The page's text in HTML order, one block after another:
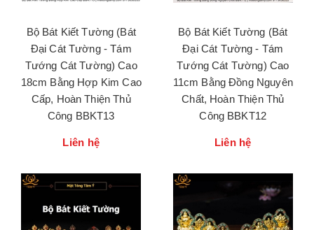
Bộ Bát Kiết Tường (Bát
Đại Cát Tường - Tám
Tướng Cát Tường) Cao
18cm Bằng Hợp Kim Cao
Cấp, Hoàn Thiện Thủ
Công BBKT13
Liên hệ
Bộ Bát Kiết Tường (Bát
Đại Cát Tường - Tám
Tướng Cát Tường) Cao
11cm Bằng Đồng Nguyên
Chất, Hoàn Thiện Thủ
Công BBKT12
Liên hệ